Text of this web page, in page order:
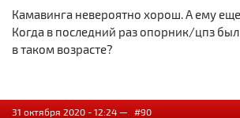
Камавинга невероятно хорош. А ему еще
Когда в последний раз опорник/цпз
в таком возрасте?
31 октября 2020 - 12:24 — #90